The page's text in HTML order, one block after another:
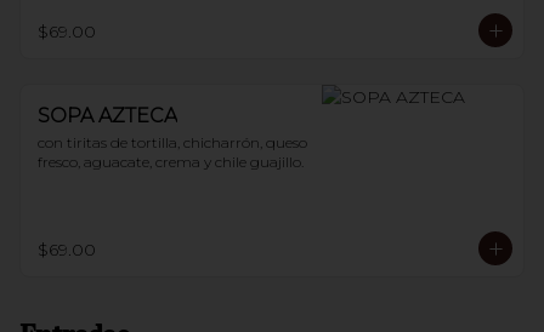
$69.00
SOPA AZTECA
con tiritas de tortilla, chicharrón, queso
fresco, aguacate, crema y chile guajillo.
$69.00